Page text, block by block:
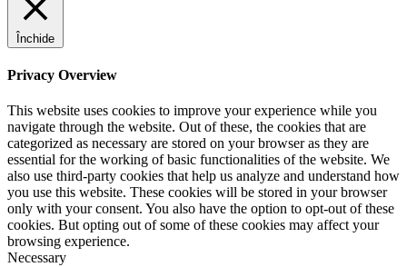
Închide
Privacy Overview
This website uses cookies to improve your experience while you
navigate through the website. Out of these, the cookies that are
categorized as necessary are stored on your browser as they are
essential for the working of basic functionalities of the website. We
also use third-party cookies that help us analyze and understand how
you use this website. These cookies will be stored in your browser
only with your consent. You also have the option to opt-out of these
cookies. But opting out of some of these cookies may affect your
browsing experience.
Necessary